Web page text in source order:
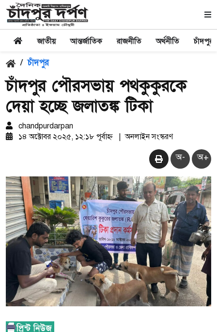
জাতীয় আন্তর্জাতিক রাজনীতি অর্থনীতি চাঁদপুর
/ চাঁদপুর
চাঁদপুর পৌরসভায় পথকুকুরকে
দেয়া হচ্ছে জলাতঙ্ক টিকা
chandpurdarpan
১৪ অক্টোবর ২০২৫, ১২:১৮ পূর্বাহ্ন
অনলাইন সংস্করণ
অ- অ+